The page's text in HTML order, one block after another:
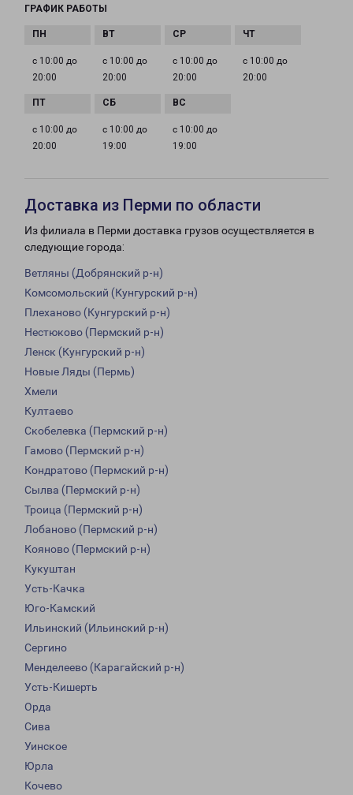
ГРАФИК РАБОТЫ
с 10:00 до
20:00
с 10:00 до
20:00
с 10:00 до
20:00
с 10:00 до
20:00
с 10:00 до
20:00
с 10:00 до
19:00
с 10:00 до
19:00
Доставка из Перми по области
Из филиала в Перми доставка грузов осуществляется в
следующие города:
Ветляны (Добрянский р-н)
Комсомольский (Кунгурский р-н)
Плеханово (Кунгурский р-н)
Нестюково (Пермский р-н)
Ленск (Кунгурский р-н)
Новые Ляды (Пермь)
Хмели
Култаево
Скобелевка (Пермский р-н)
Гамово (Пермский р-н)
Кондратово (Пермский р-н)
Сылва (Пермский р-н)
Троица (Пермский р-н)
Лобаново (Пермский р-н)
Кояново (Пермский р-н)
Кукуштан
Усть-Качка
Юго-Камский
Ильинский (Ильинский р-н)
Сергино
Менделеево (Карагайский р-н)
Усть-Кишерть
Орда
Сива
Уинское
Юрла
Кочево